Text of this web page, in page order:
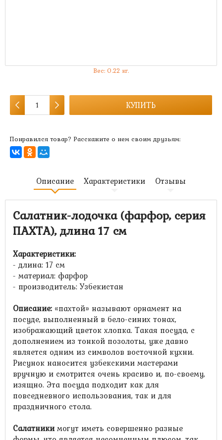
Вес: 0.22 кг.
КУПИТЬ
Понравился товар? Расскажите о нем своим друзьям:
Описание Характеристики Отзывы
Салатник-лодочка (фарфор, серия
ПАХТА), длина 17 см
Характеристики:
- длина: 17 см
- материал: фарфор
- производитель: Узбекистан
Описание: «пахтой» называют орнамент на
посуде, выполненный в бело-синих тонах,
изображающий цветок хлопка. Такая посуда, с
дополнением из тонкой позолоты, уже давно
является одним из символов восточной кухни.
Рисунок наносится узбекскими мастерами
вручную и смотрится очень красиво и, по-своему,
изящно. Эта посуда подходит как для
повседневного использования, так и для
праздничного стола.
Салатникимогут иметь совершенно разные